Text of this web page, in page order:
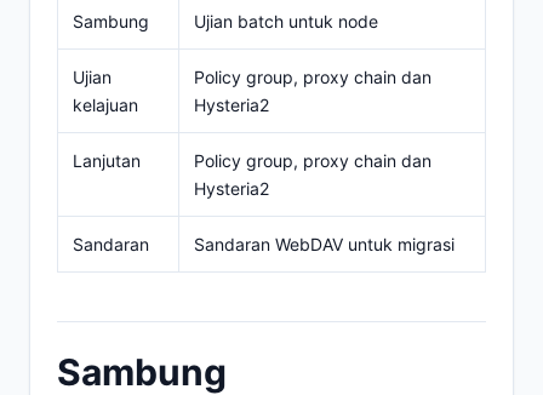
Sambung Ujian batch untuk node
Ujian
kelajuan
Policy group, proxy chain dan
Hysteria2
Lanjutan
Policy group, proxy chain dan
Hysteria2
Sandaran Sandaran WebDAV untuk migrasi
Sambung